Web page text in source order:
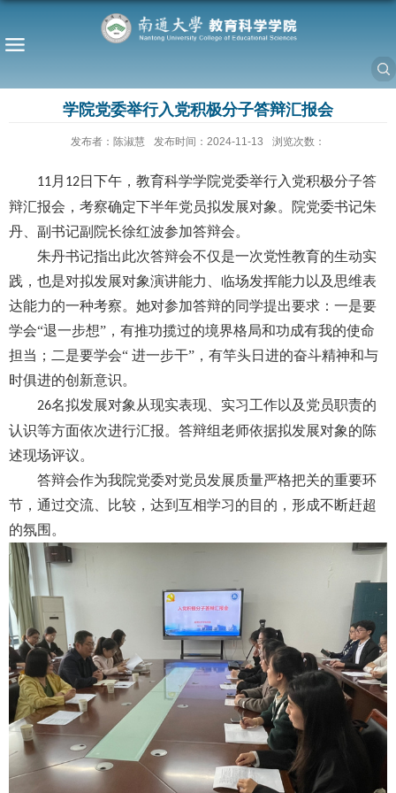
学院党委举行入党积极分子答辩汇报会
发布者：陈淑慧 发布时间：2024-11-13 浏览次数：
11月 12日下午，教育科学学院党委举行入党积极分子答
辩汇报会，考察确定下半年党员拟发展对象。院党委书记朱
丹、副书记副院长徐红波参加答辩会。
朱丹书记指出此次答辩会不仅是一次党性教育的生动实
践，也是对拟发展对象演讲能力、临场发挥能力以及思维表
达能力的一种考察。她对参加答辩的同学提出要求：一是要
学会“退一步想”，有推功揽过的境界格局和功成有我的使命
担当；二是要学会“ 进一步干”，有竿头日进的奋斗精神和与
时俱进的创新意识。
26名拟发展对象从现实表现、实习工作以及党员职责的
认识等方面依次进行汇报。答辩组老师依据拟发展对象的陈
述现场评议。
答辩会作为我院党委对党员发展质量严格把关的重要环
节，通过交流、比较，达到互相学习的目的，形成不断赶超
的氛围。